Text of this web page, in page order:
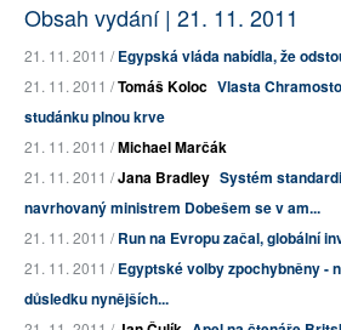
Obsah vydání | 21. 11. 2011
21. 11. 2011 /Egypská vláda nabídla, že
21. 11. 2011 /Tomáš Koloc Vlasta
studánku plnou krve
21. 11. 2011 /Michael Marčák
21. 11. 2011 /Jana Bradley Systém
navrhovaný ministrem Dobešem se v am...
21. 11. 2011 /Run na Evropu začal, globální
21. 11. 2011 /Egyptské volby zpochybněny -
důsledku nynějších...